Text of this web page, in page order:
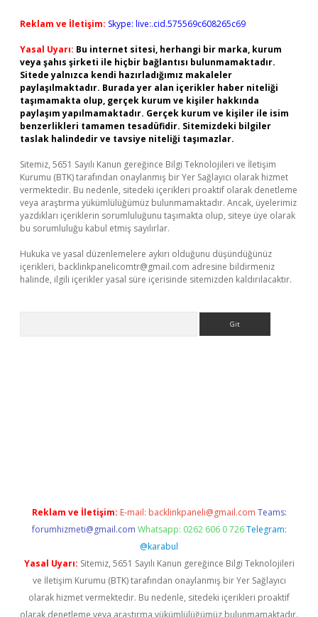
Reklam ve İletişim: Skype: live:.cid.575569c608265c69
Yasal Uyarı: Bu internet sitesi, herhangi bir marka, kurum
veya şahıs şirketi ile hiçbir bağlantısı bulunmamaktadır.
Sitede yalnızca kendi hazırladığımız makaleler
paylaşılmaktadır. Burada yer alan içerikler haber niteliği
taşımamakta olup, gerçek kurum ve kişiler hakkında
paylaşım yapılmamaktadır. Gerçek kurum ve kişiler ile isim
benzerlikleri tamamen tesadüfidir. Sitemizdeki bilgiler
taslak halindedir ve tavsiye niteliği taşımazlar.
Sitemiz, 5651 Sayılı Kanun gereğince Bilgi Teknolojileri ve İletişim
Kurumu (BTK) tarafından onaylanmış bir Yer Sağlayıcı olarak hizmet
vermektedir. Bu nedenle, sitedeki içerikleri proaktif olarak denetleme
veya araştırma yükümlülüğümüz bulunmamaktadır. Ancak, üyelerimiz
yazdıkları içeriklerin sorumluluğunu taşımakta olup, siteye üye olarak
bu sorumluluğu kabul etmiş sayılırlar.
Hukuka ve yasal düzenlemelere aykırı olduğunu düşündüğünüz
içerikleri, backlinkpanelicomtr@gmail.com adresine bildirmeniz
halinde, ilgili içerikler yasal süre içerisinde sitemizden kaldırılacaktır.
Reklam ve İletişim: E-mail: backlinkpaneli@gmail.com Teams:
forumhizmeti@gmail.com Whatsapp: 0262 606 0 726 Telegram:
@karabul
Yasal Uyarı: Sitemiz, 5651 Sayılı Kanun gereğince Bilgi Teknolojileri
ve İletişim Kurumu (BTK) tarafından onaylanmış bir Yer Sağlayıcı
olarak hizmet vermektedir. Bu nedenle, sitedeki içerikleri proaktif
olarak denetleme veya araştırma yükümlülüğümüz bulunmamaktadır.